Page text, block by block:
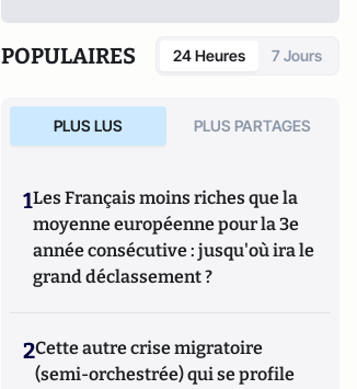
POPULAIRES 24 Heures 7 Jours
PLUS LUS PLUS PARTAGES
1Les Français moins riches que la
moyenne européenne pour la 3e
année consécutive : jusqu'où ira le
grand déclassement ?
2Cette autre crise migratoire
(semi-orchestrée) qui se profile